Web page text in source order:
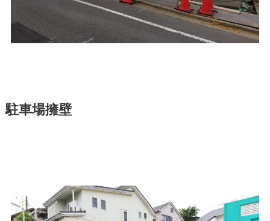
駐車場擁壁